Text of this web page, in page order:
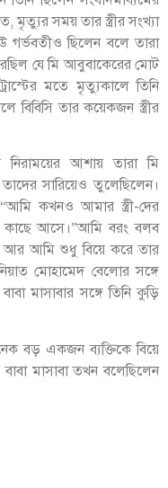
মৃত্যুর সময় তার স্ত্রীর সংখ্যা
ছিলেন বলে তারা
যে মি আবুবাকেরের মোট
মতে মৃত্যুকালে তিনি
বিবিসি তার কয়েকজন স্ত্রীর
নিরাময়ের আশায় তারা মি
সারিয়েও তুলেছিলেন।
“আমি কখনও আমার স্ত্রী-দের
আসে।”আমি বরং বলব
আর আমি শুধু বিয়ে করে তার
মোহামেদ বেলোর সঙ্গে
মাসাবার সঙ্গে তিনি কুড়ি
বড় একজন ব্যক্তিকে বিয়ে
মাসাবা তখন বলেছিলেন